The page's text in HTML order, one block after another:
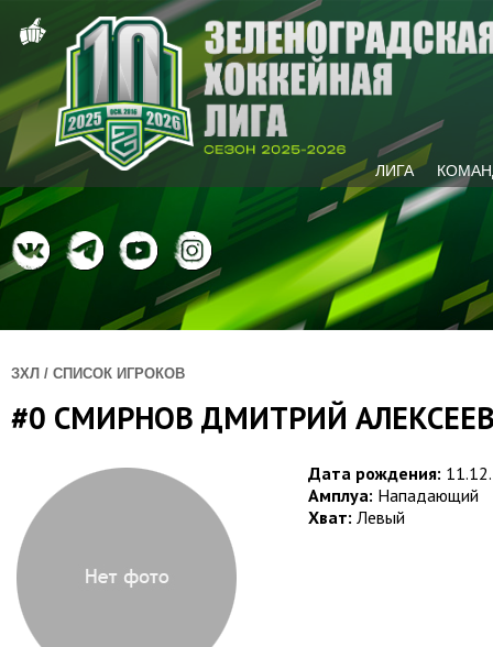
ЛИГА
ЗХЛ / СПИСОК ИГРОКОВ
#0 СМИРНОВ ДМИТРИЙ
Дата рождения:
Амплуа: Нападающий
Хват: Левый